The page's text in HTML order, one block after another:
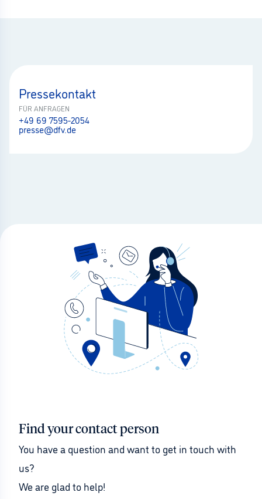
Pressekontakt
FÜR ANFRAGEN
+49 69 7595-2054
presse@dfv.de
Find your contact person
You have a question and want to get in touch with
us?
We are glad to help!